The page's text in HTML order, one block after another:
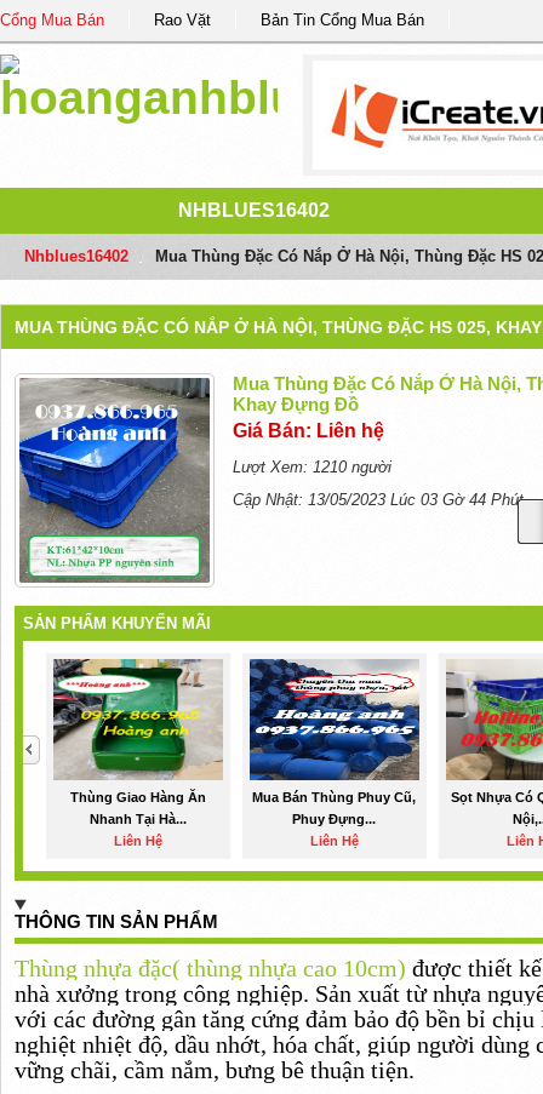
Cổng Mua Bán Rao Vặt Bản Tin Cổng Mua Bán
NHBLUES16402
Nhblues16402 Mua Thùng Đặc Có Nắp Ở Hà Nội, Thùng Đặc HS
MUA THÙNG ĐẶC CÓ NẮP Ở HÀ NỘI, THÙNG ĐẶC HS 025,
Mua Thùng Đặc Có Nắp Ở Hà Nội,
Khay Đựng Đồ
Giá Bán: Liên hệ
Lượt Xem: 1210 người
Cập Nhật: 13/05/2023 Lúc 03 Gờ 44 Phút
SẢN PHẨM KHUYẾN MÃI
Thùng Giao Hàng Ăn
Nhanh Tại Hà...
Liên Hệ
Mua Bán Thùng Phuy Cũ,
Phuy Đựng...
Liên Hệ
Sọt Nhựa Có
Liên
THÔNG TIN SẢN PHẨM
Thùng nhựa đặc( thùng nhựa cao 10cm) được thiết
nhà xưởng trong công nghiệp. Sản xuất từ nhựa
với các đường gân tăng cứng đảm bảo độ bền bỉ
nghiệt nhiệt độ, dầu nhớt, hóa chất, giúp người dùng
vững chãi, cầm nắm, bưng bê thuận tiện.